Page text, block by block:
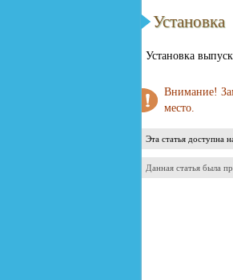
Установка
Установка
Внимание!
место.
Эта статья доступна
Данная статья была